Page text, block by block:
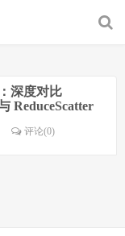
深度对比
ReduceScatter
评论(0)